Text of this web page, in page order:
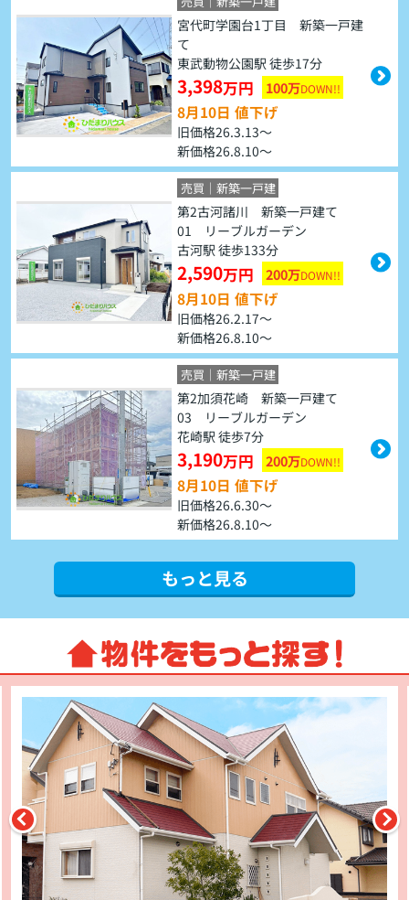
宮代町学園台1丁目 新築一戸建
て
東武動物公園駅 徒歩17分
3,398万円 100万DOWN!!
8月10日 値下げ
旧価格26.3.13～
新価格26.8.10～
売買｜新築一戸建
第2古河諸川 新築一戸建て
01 リーブルガーデン
古河駅 徒歩133分
2,590万円 200万DOWN!!
8月10日 値下げ
旧価格26.2.17～
新価格26.8.10～
売買｜新築一戸建
第2加須花崎 新築一戸建て
03 リーブルガーデン
花崎駅 徒歩7分
3,190万円 200万DOWN!!
8月10日 値下げ
旧価格26.6.30～
新価格26.8.10～
もっと見る